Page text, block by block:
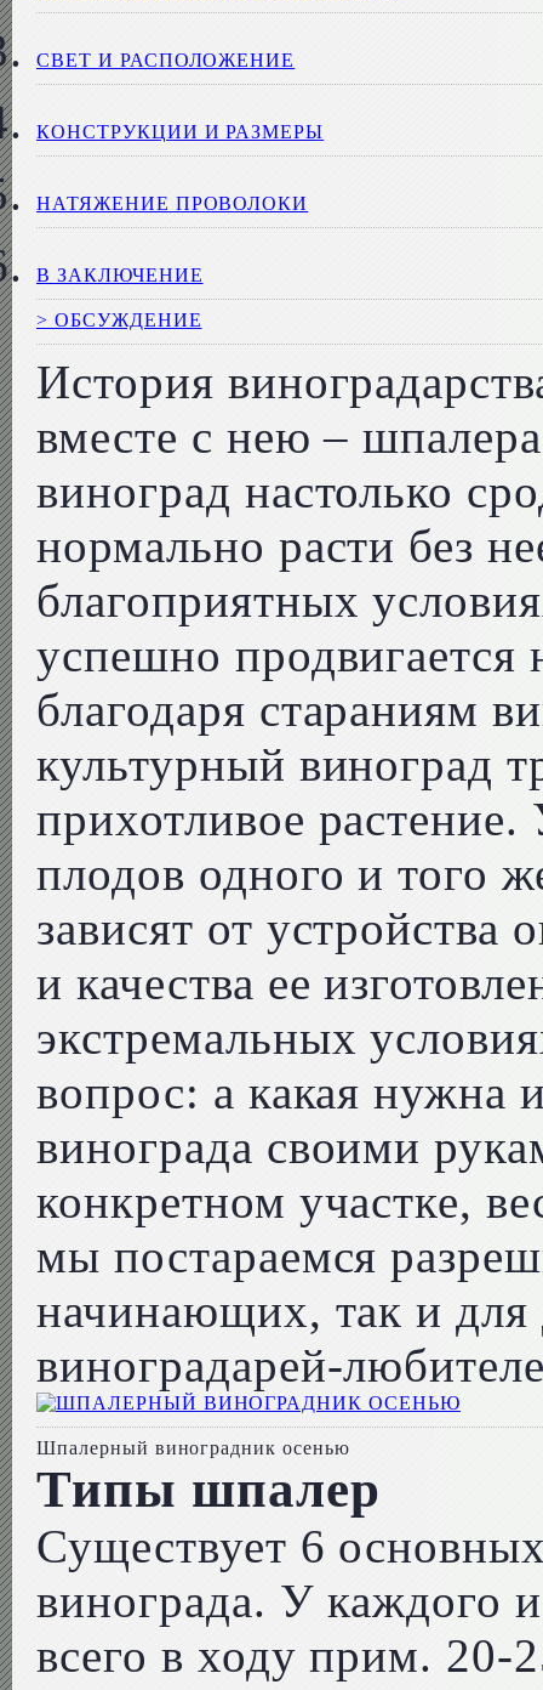
СВЕТ И РАСПОЛОЖЕНИЕ
КОНСТРУКЦИИ И РАЗМЕРЫ
НАТЯЖЕНИЕ ПРОВОЛОКИ
В ЗАКЛЮЧЕНИЕ
> ОБСУЖДЕНИЕ
История
вместе с нею –
виноград настолько
нормально расти без
благоприятных
успешно продвигается
благодаря стараниям
культурный виноград
прихотливое
плодов одного и того
зависят от
и качества ее
экстремальных
вопрос: а какая нужна
винограда своими
конкретном участке,
мы постараемся
начинающих, так и
виноградарей-
Шпалерный виноградник осенью
Типы шпалер
Существует 6
винограда. У каждого
всего в ходу прим. 20-